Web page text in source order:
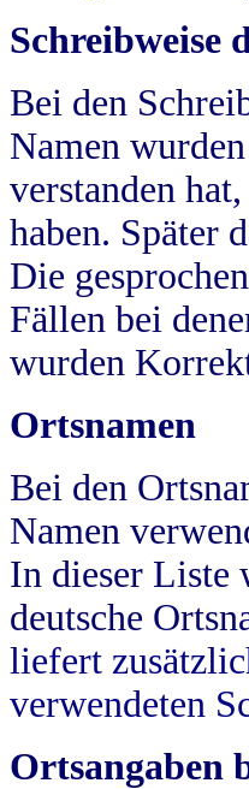
Schreibweise
Bei den
Namen
verstanden
haben. Später
Die
Fällen bei
wurden
Ortsnamen
Bei den
Namen
In dieser Liste
deutsche
liefert
verwendeten
Ortsangaben